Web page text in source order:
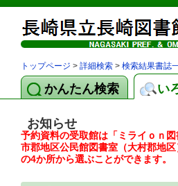
トップページ > 詳細検索 > 検索結果書誌
かんたん検索 い
お知らせ
予約資料の受取館は「ミライｏｎ
市郡地区公民館図書室（大村郡地区
の4か所から選ぶことができます。